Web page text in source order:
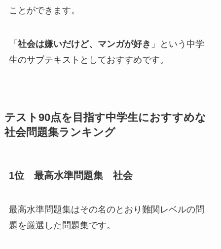
ことができます。
「 社会は嫌いだけど、マンガが好き 」という中学
生のサブテキストとしておすすめです。
テスト90点を目指す中学生におすすめな
社会問題集ランキング
1位 最高水準問題集 社会
最高水準問題集はその名のとおり難関レベルの問
題を厳選した問題集です。